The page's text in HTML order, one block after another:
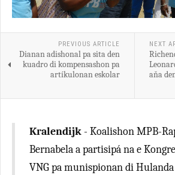
PREVIOUS ARTICLE
Dianan adishonal pa sita den
kuadro di kompensashon pa
artíkulonan eskolar
NEXT
aňa
Kralendijk - Koalishon MPB-
Bernabela a partisipá na e
VNG pa munispionan di Hulanda